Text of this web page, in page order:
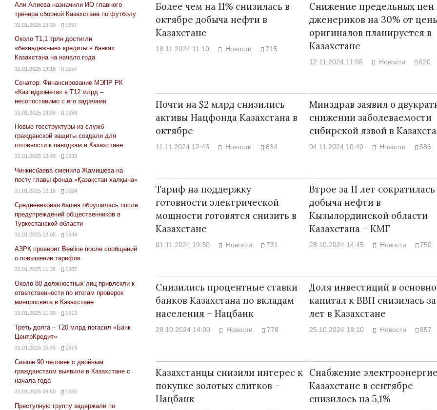
Более чем на 11% снизилась в
октябре добыча нефти в
Казахстане
18.11.2024 11:10 Новости 715
Снижение предельных цен
дженериков на 30% от
оригиналов планируется в
Казахстане
12.11.2024 11:55 Новости 620
Почти на $2 млрд снизились
активы Нацфонда Казахстана в
октябре
11.11.2024 12:45 Новости 634
Минздрав заявил о
снижении заболеваемости
сибирской язвой в
04.11.2024 10:40 Новости 586
Тариф на поддержку
готовности электрической
мощности готовятся снизить в
Казахстане
01.11.2024 19:30 Новости 731
Втрое за 11 лет сократилась
добыча нефти в
Кызылординской области
Казахстана – КМГ
28.10.2024 14:45 Новости 750
Снизились процентные ставки
банков Казахстана по вкладам
населения – Нацбанк
28.10.2024 14:00 Новости 778
Доля инвестиций в
капитал к ВВП снизилась за
лет в Казахстане
25.10.2024 18:10 Новости 857
Казахстанцы снизили интерес к
покупке золотых слитков –
Нацбанк
Снабжение
Казахстане в сентябре
снизилось на 5,1%
Али Алиева назначили ИО главного
тренера сборной Казахстана по футболу
31.01.2025 13:30 1597
Около Т1,1 трлн достигли
«безнадежные» кредиты в банках
Казахстана на начало года
31.01.2025 13:18 1557
Сенатор: Финансирование МЭПР РК
«Казгидромета» в Т12 млрд –
несопоставимо с его задачами
31.01.2025 13:00 1634
Новые госструктуры из служб
гражданской защиты создали для
готовности к паводкам в Казахстане
31.01.2025 12:40 1533
Чинкисбаева сменила Жамишева на
посту главы фонда «Қазақстан халқына»
31.01.2025 12:15 1624
Средневековая башня обрушилась после
предупреждений общественников в
Туркестанской области
31.01.2025 12:05 1644
АЗРК проверит Beeline после сообщений
о повышении тарифов
31.01.2025 11:35 1687
Около 80 должностных лиц привлекли к
ответственности по итогам проверок
минпросвета в Казахстане
31.01.2025 11:00 1612
Треть долга – Т20 млрд погасил «Банк
ЦентрКредит»
31.01.2025 10:45 1673
Свыше 90 человек с двойным
гражданством выявили в Казахстане с
начала года
31.01.2025 09:50 1585
Преступную группу задержали по
Война
Война Миров.
Сороса
08.11.2024